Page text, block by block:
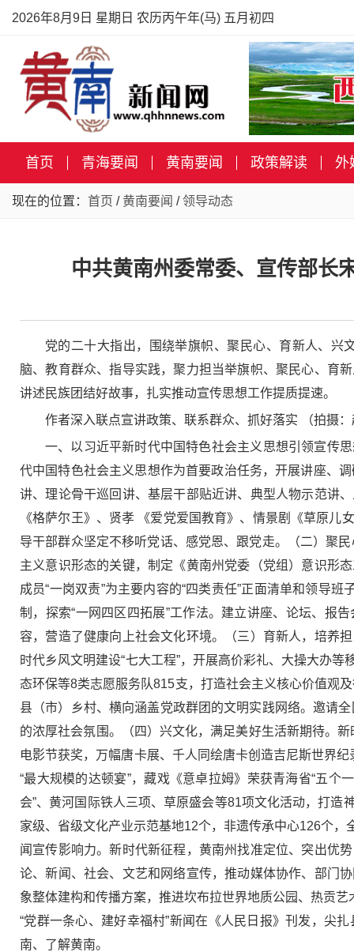
2026年8月9日 星期日 农历丙午年(马) 五月初四
首页 青海要闻 黄南要闻 政策解读 外
现在的位置： 首页 / 黄南要闻 /领导动态
中共黄南州委常委、宣传部长
党的二十大指出，围绕举旗帜、聚民心、育新人、兴
脑、教育群众、指导实践，聚力担当举旗帜、聚民心、育
讲述民族团结好故事，扎实推动宣传思想工作提质提速。
作者深入联点宣讲政策、联系群众、抓好落实 （拍摄
一、以习近平新时代中国特色社会主义思想引领宣传
代中国特色社会主义思想作为首要政治任务，开展讲座、
讲、理论骨干巡回讲、基层干部贴近讲、典型人物示范讲
《格萨尔王》、贤孝 《爱党爱国教育》、情景剧《草原儿
导干部群众坚定不移听党话、感党恩、跟党走。（二）聚
主义意识形态的关键，制定《黄南州党委（党组）意识形
成员“一岗双责”为主要内容的“四类责任”正面清单和领导
制，探索“一网四区四拓展”工作法。建立讲座、论坛、报
容，营造了健康向上社会文化环境。（三）育新人，培养
时代乡风文明建设“七大工程”，开展高价彩礼、大操大办
态环保等8类志愿服务队815支，打造社会主义核心价值观
县（市）乡村、横向涵盖党政群团的文明实践网络。邀请
的浓厚社会氛围。（四）兴文化，满足美好生活新期待。
电影节获奖，万幅唐卡展、千人同绘唐卡创造吉尼斯世界
“最大规模的达顿宴”，藏戏《意卓拉姆》荣获青海省“五个
会”、黄河国际铁人三项、草原盛会等81项文化活动，打
家级、省级文化产业示范基地12个，非遗传承中心126个
闻宣传影响力。新时代新征程，黄南州找准定位、突出优
论、新闻、社会、文艺和网络宣传，推动媒体协作、部门
象整体建构和传播方案，推进坎布拉世界地质公园、热贡艺
“党群一条心、建好幸福村”新闻在《人民日报》刊发，尖
南、了解黄南。